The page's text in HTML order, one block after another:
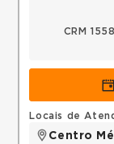
CRM
Locais de
Centro